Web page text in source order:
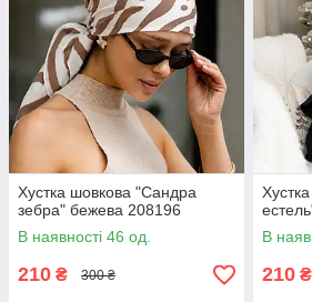
Хустка шовкова "Сандра
зебра" бежева 208196
В наявності 46 од.
210 ₴ 300 ₴
В
210 ₴